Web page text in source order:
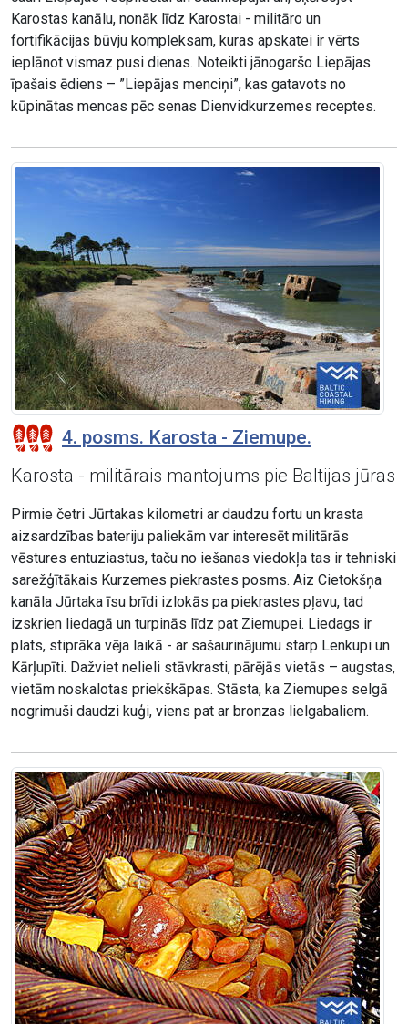
Karostas kanālu, nonāk līdz Karostai - militāro un
fortifikācijas būvju kompleksam, kuras apskatei ir vērts
ieplānot vismaz pusi dienas. Noteikti jānogaršo Liepājas
īpašais ēdiens – ”Liepājas menciņi”, kas gatavots no
kūpinātas mencas pēc senas Dienvidkurzemes receptes.
4. posms. Karosta - Ziemupe.
Karosta - militārais mantojums pie Baltijas jūras
Pirmie četri Jūrtakas kilometri ar daudzu fortu un krasta
aizsardzības bateriju paliekām var interesēt militārās
vēstures entuziastus, taču no iešanas viedokļa tas ir tehniski
sarežģītākais Kurzemes piekrastes posms. Aiz Cietokšņa
kanāla Jūrtaka īsu brīdi izlokās pa piekrastes pļavu, tad
izskrien liedagā un turpinās līdz pat Ziemupei. Liedags ir
plats, stiprāka vēja laikā - ar sašaurinājumu starp Lenkupi un
Kārļupīti. Dažviet nelieli stāvkrasti, pārējās vietās – augstas,
vietām noskalotas priekškāpas. Stāsta, ka Ziemupes selgā
nogrimuši daudzi kuģi, viens pat ar bronzas lielgabaliem.